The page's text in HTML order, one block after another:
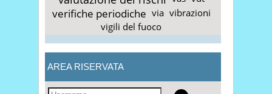
verifiche periodiche via vibrazioni
vigili del fuoco
AREA RISERVATA